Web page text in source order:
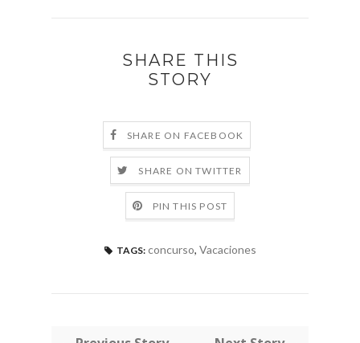
SHARE THIS
STORY
SHARE ON FACEBOOK
SHARE ON TWITTER
PIN THIS POST
TAGS: concurso, Vacaciones